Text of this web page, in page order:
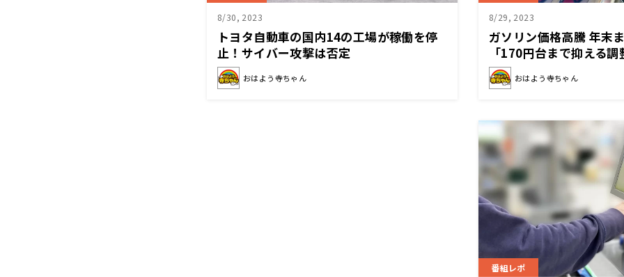
8/30, 2023
トヨタ自動車の国内14の工場が稼働を停
止！サイバー攻撃は否定
おはよう寺ちゃん
8/29, 2023
ガソリン価格高騰 年末
「170円台まで抑える調
おはよう寺ちゃん
番組レポ